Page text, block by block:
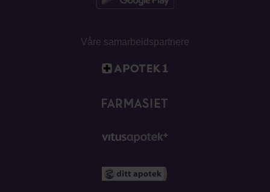
Våre samarbeidspartnere